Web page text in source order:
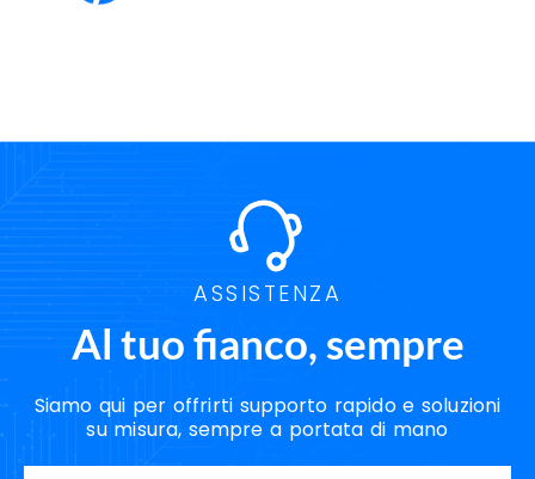
ASSISTENZA
Al tuo fianco, sempre
Siamo qui per offrirti supporto rapido e soluzioni
su misura, sempre a portata di mano